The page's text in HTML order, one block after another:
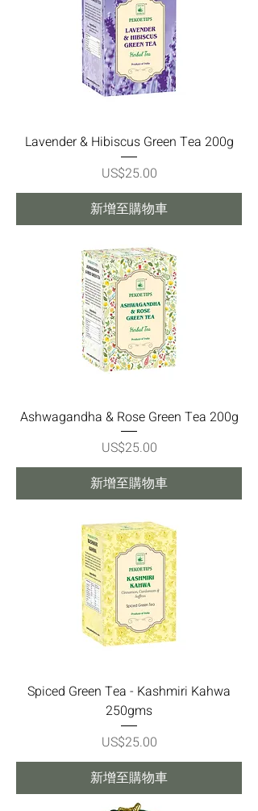
Lavender & Hibiscus Green Tea 200g
價格
US$25.00
新增至購物車
Ashwagandha & Rose Green Tea 200g
價格
US$25.00
新增至購物車
Spiced Green Tea - Kashmiri Kahwa
250gms
價格
US$25.00
新增至購物車